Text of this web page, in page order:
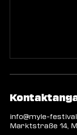
info@myle-
Marktstraße 14,